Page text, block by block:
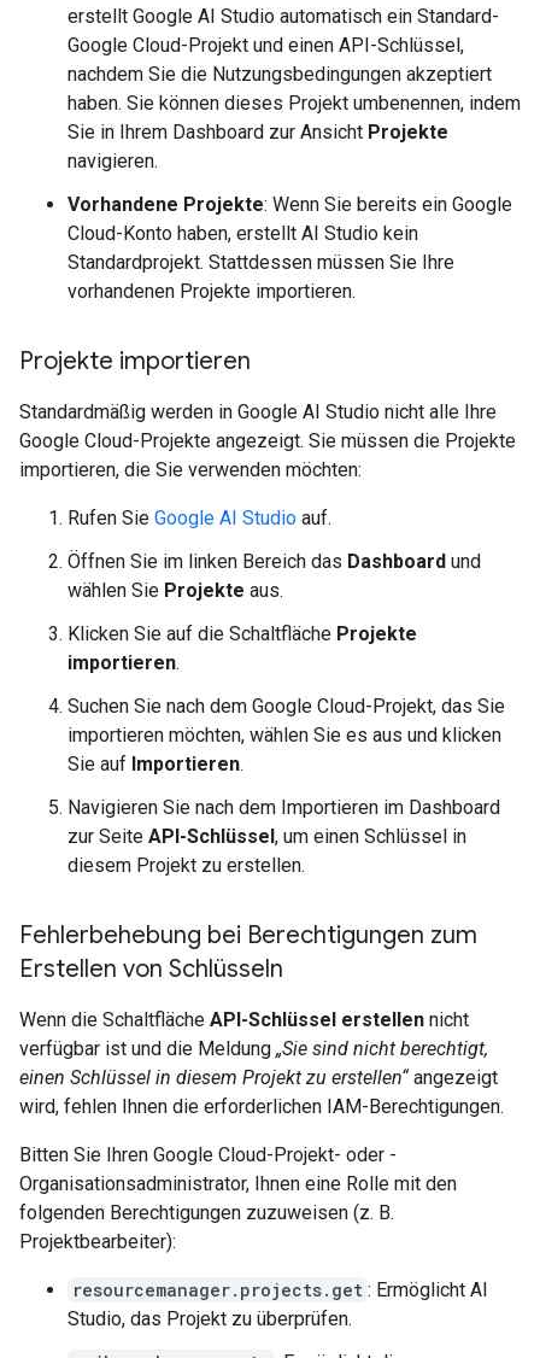
erstellt Google AI Studio automatisch ein Standard-
Google Cloud-Projekt und einen API-Schlüssel,
nachdem Sie die Nutzungsbedingungen akzeptiert
haben. Sie können dieses Projekt umbenennen, indem
Sie in Ihrem Dashboard zur Ansicht Projekte
navigieren.
Vorhandene Projekte: Wenn Sie bereits ein Google
Cloud-Konto haben, erstellt AI Studio kein
Standardprojekt. Stattdessen müssen Sie Ihre
vorhandenen Projekte importieren.
Projekte importieren
Standardmäßig werden in Google AI Studio nicht alle Ihre
Google Cloud-Projekte angezeigt. Sie müssen die Projekte
importieren, die Sie verwenden möchten:
Rufen Sie Google AI Studio auf.
Öffnen Sie im linken Bereich das Dashboard und
wählen Sie Projekte aus.
Klicken Sie auf die Schaltfläche Projekte
importieren.
Suchen Sie nach dem Google Cloud-Projekt, das Sie
importieren möchten, wählen Sie es aus und klicken
Sie auf Importieren.
Navigieren Sie nach dem Importieren im Dashboard
zur Seite API-Schlüssel, um einen Schlüssel in
diesem Projekt zu erstellen.
Fehlerbehebung bei Berechtigungen zum
Erstellen von Schlüsseln
Wenn die Schaltfläche API-Schlüssel erstellen nicht
verfügbar ist und die Meldung „Sie sind nicht berechtigt,
einen Schlüssel in diesem Projekt zu erstellen“angezeigt
wird, fehlen Ihnen die erforderlichen IAM-Berechtigungen.
Bitten Sie Ihren Google Cloud-Projekt- oder -
Organisationsadministrator, Ihnen eine Rolle mit den
folgenden Berechtigungen zuzuweisen (z. B.
Projektbearbeiter):
resourcemanager.projects.get : Ermöglicht AI
Studio, das Projekt zu überprüfen.